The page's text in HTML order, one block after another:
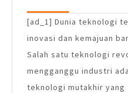
[ad_1] Dunia teknologi
inovasi dan kemajuan
Salah satu teknologi
mengganggu industri
teknologi mutakhir yang